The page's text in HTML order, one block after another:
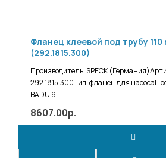
Фланец клеевой под трубу 110
(292.1815.300)
Производитель: SPECK
292.1815.300Тип: фланец для
BADU 9..
8607.00р.